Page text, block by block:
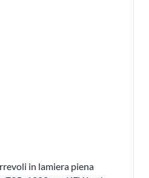
in lamiera piena